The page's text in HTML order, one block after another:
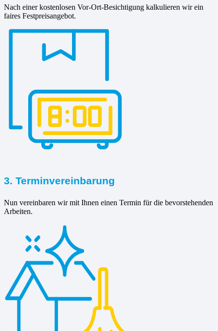
Nach einer kostenlosen Vor-Ort-Besichtigung kalkulieren wir ein
faires Festpreisangebot.
3. Terminvereinbarung
Nun vereinbaren wir mit Ihnen einen Termin für die bevorstehenden
Arbeiten.